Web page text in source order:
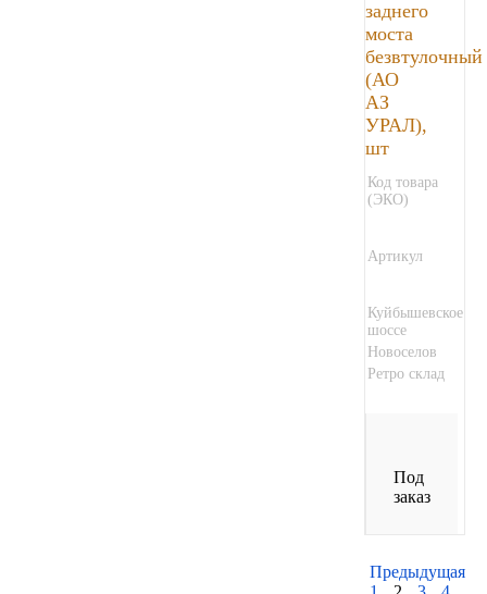
заднего
моста
безвтулочный
(АО
АЗ
УРАЛ),
шт
Код товара
(ЭКО)
Артикул
Куйбышевское
шоссе
Новоселов
Ретро склад
Под
заказ
Предыдущая